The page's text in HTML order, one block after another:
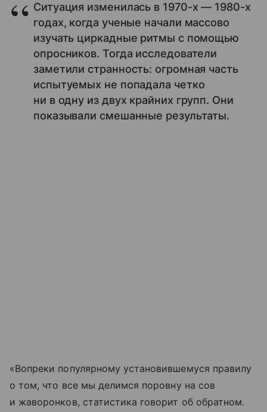
Ситуация изменилась в 1970-х — 1980-х
годах, когда ученые начали массово
изучать циркадные ритмы с помощью
опросников. Тогда исследователи
заметили странность: огромная часть
испытуемых не попадала четко
ни в одну из двух крайних групп. Они
показывали смешанные результаты.
«Вопреки популярному установившемуся правилу
о том, что все мы делимся поровну на сов
и жаворонков, статистика говорит об обратном.